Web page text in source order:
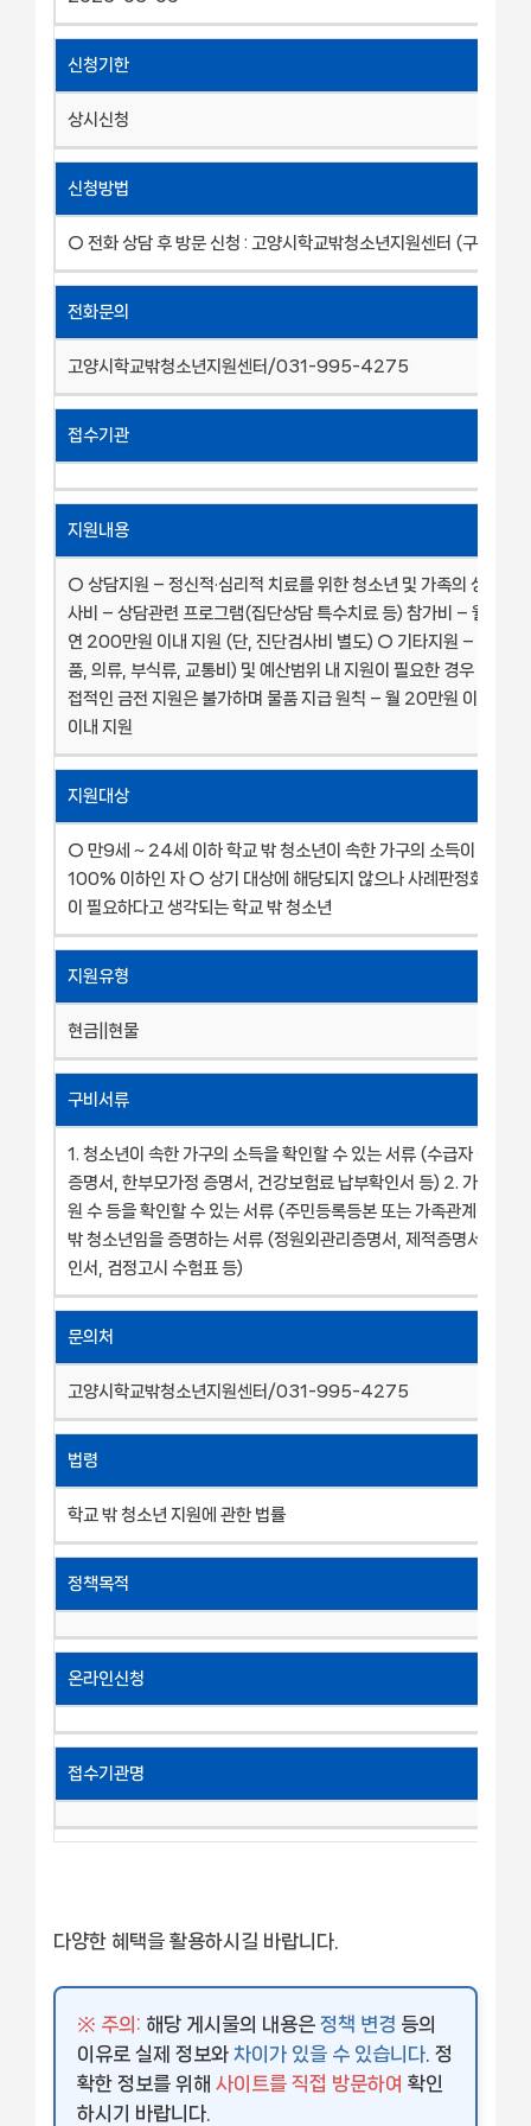
신청기한
상시신청
신청방법
○ 전화 상담 후 방문 신청 : 고양시학교밖청소년지원센터 (구비서류
전화문의
고양시학교밖청소년지원센터/031-995-4275
접수기관
지원내용
○ 상담지원 – 정신적·심리적 치료를 위한 청소년 및 가족의 상담비
사비 – 상담관련 프로그램(집단상담 특수치료 등) 참가비 – 월 40
연 200만원 이내 지원 (단, 진단검사비 별도) ○ 기타지원 – 생활지
품, 의류, 부식류, 교통비) 및 예산범위 내 지원이 필요한 경우 지원
접적인 금전 지원은 불가하며 물품 지급 원칙 – 월 20만원 이내, 연
이내 지원
지원대상
○ 만9세 ~ 24세 이하 학교 밖 청소년이 속한 가구의 소득이 기준중
100% 이하인 자 ○ 상기 대상에 해당되지 않으나 사례판정회의를
이 필요하다고 생각되는 학교 밖 청소년
지원유형
현금||현물
구비서류
1. 청소년이 속한 가구의 소득을 확인할 수 있는 서류 (수급자 증명서
증명서, 한부모가정 증명서, 건강보험료 납부확인서 등) 2. 가족관계
원 수 등을 확인할 수 있는 서류 (주민등록등본 또는 가족관계증명서
밖 청소년임을 증명하는 서류 (정원외관리증명서, 제적증명서, 미진
인서, 검정고시 수험표 등)
문의처
고양시학교밖청소년지원센터/031-995-4275
법령
학교 밖 청소년 지원에 관한 법률
정책목적
온라인신청
접수기관명
다양한 혜택을 활용하시길 바랍니다.
※ 주의: 해당 게시물의 내용은 정책 변경 등의
이유로 실제 정보와 차이가 있을 수 있습니다 . 정
확한 정보를 위해 사이트를 직접 방문하여 확인
하시기 바랍니다.